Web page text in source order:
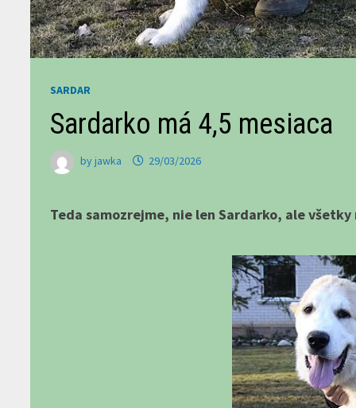
SARDAR
Sardarko má 4,5 mesiaca
byjawka 29/03/2026
Teda samozrejme, nie len Sardarko, ale